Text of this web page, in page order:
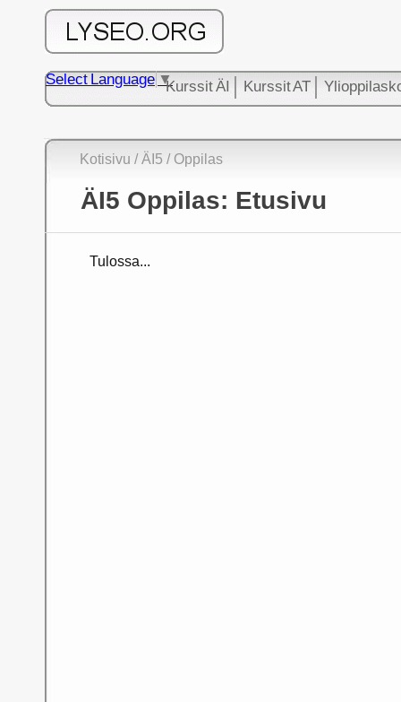
Kurssit ÄI Kurssit AT
Select Language ▼
Kotisivu /ÄI5 / Oppilas
ÄI5 Oppilas: Etusivu
Tulossa...